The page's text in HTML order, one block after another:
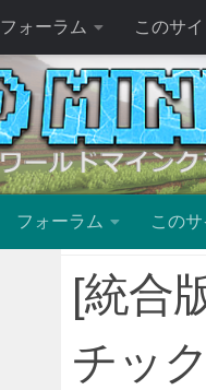
フォーラム このサ
フォーラム この
[統合
チック